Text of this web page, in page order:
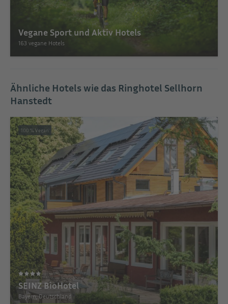
Vegane Sport und Aktiv Hotels
163 vegane Hotels
Ähnliche Hotels wie das Ringhotel Sellhorn
Hanstedt
100 % Vegan
SEINZ BioHotel
Bayern, Deutschland